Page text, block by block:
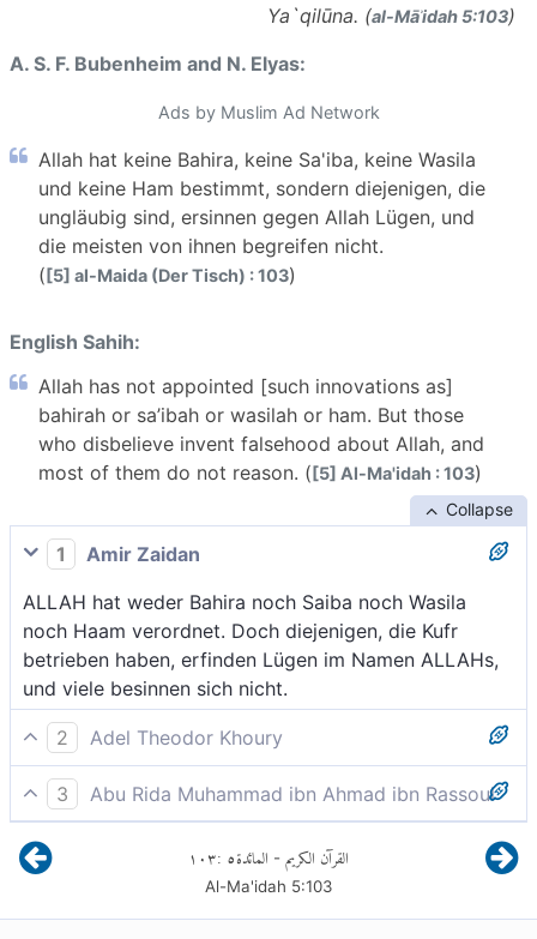
Ya`qilūna. (al-Māʾidah 5:103)
A. S. F. Bubenheim and N. Elyas:
Ads by Muslim Ad Network
Allah hat keine Bahira, keine Sa'iba, keine Wasila
und keine Ham bestimmt, sondern diejenigen, die
ungläubig sind, ersinnen gegen Allah Lügen, und
die meisten von ihnen begreifen nicht.
([5] al-Maida (Der Tisch) : 103)
English Sahih:
Allah has not appointed [such innovations as]
bahirah or sa’ibah or wasilah or ham. But those
who disbelieve invent falsehood about Allah, and
most of them do not reason. ([5] Al-Ma'idah : 103)
Collapse
1
Amir Zaidan
ALLAH hat weder Bahira noch Saiba noch Wasila
noch Haam verordnet. Doch diejenigen, die Kufr
betrieben haben, erfinden Lügen im Namen ALLAHs,
und viele besinnen sich nicht.
2
Adel Theodor Khoury
Gott hat keine Vorschriften festgelegt in bezug auf
ohrgeschlitzte oder freiweidende Kamelstuten oder
auf Schafe, die weiblichen Nachwuchs nacheinander
werfen, oder auf Kamelhengste, die (dank ihrer
Leistung) ihren Rücken (vor Traglast) schützen. Aber
3
Abu Rida Muhammad ibn Ahmad ibn Rassoul
Allah hat keinerlei "Bahira " oder "Saiba " oder "Wasila
" oder "Ham " geboten; vielmehr ersinnen die
Ungläubigen eine Lüge gegen Allah, und die meisten
von ihnen begreifen es nicht.
القرآن الكريم - المائدة٥:١٠٣
Al-Ma'idah 5:103